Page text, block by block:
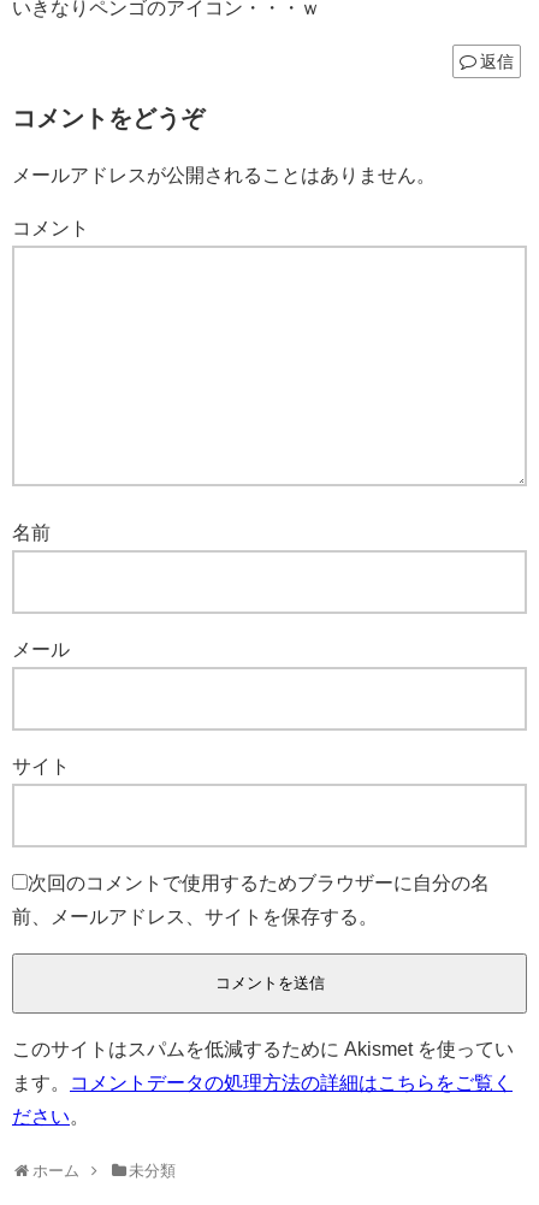
いきなりペンゴのアイコン・・・ｗ
返信
コメントをどうぞ
メールアドレスが公開されることはありません。
コメント
名前
メール
サイト
次回のコメントで使用するためブラウザーに自分の名
前、メールアドレス、サイトを保存する。
このサイトはスパムを低減するために Akismet を使ってい
ます。
コメントデータの処理方法の詳細はこちらをご覧く
ださい。
ホーム 未分類